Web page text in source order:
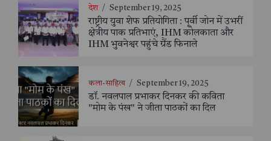
देश / September 19, 2025
राष्ट्रीय युवा शेफ प्रतियोगिता : पूर्वी जोन में उभरीं
क्षेत्रीय पाक प्रतिभाएं, IHM कोलकाता और
IHM भुवनेश्वर पहुंचे ग्रैंड फिनाले
कला-साहित्य / September 19, 2025
डॉ. नवलपाल प्रभाकर दिनकर की कविता
"मोम के पंख" ने जीता पाठकों का दिल